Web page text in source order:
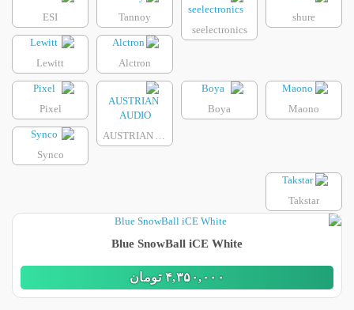
shure
seelectronics
Tannoy
ESI
Alctron
Lewitt
Maono
Boya
AUSTRIAN AUDIO
Pixel
Synco
Takstar
Blue SnowBall iCE White
۴,٣۵٠,٠٠٠ تومان